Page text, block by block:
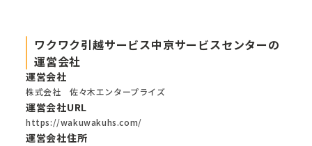
ワクワク引越サービス中京サービスセンターの
運営会社
運営会社
株式会社 佐々木エンタープライズ
運営会社URL
https://wakuwakuhs.com/
運営会社住所